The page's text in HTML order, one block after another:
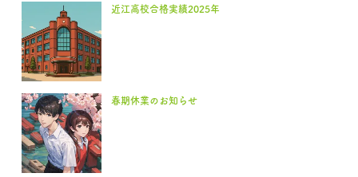
近江高校合格実績2025年
春期休業のお知らせ